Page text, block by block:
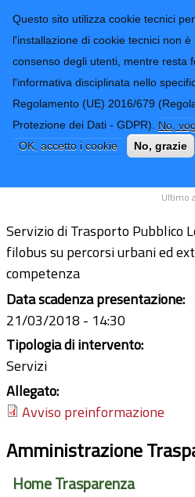
Questo sito utilizza cookie tecnici
l'installazione di cookie tecnici non
consenso degli utenti, mentre resta
l'informativa disciplinata nello
Regolamento (UE) 2016/679
Protezione dei Dati - GDPR). No,
OK, accetto i cookie
No, grazie
Provincia di
Imperia
Form di ricerca
Avviso di
un contratto di
Ultimo
Servizio di Trasporto Pubblico
filobus su percorsi urbani ed
competenza
Data scadenza presentazione:
21/03/2018 - 14:30
Tipologia di intervento:
Servizi
Allegato:
Avviso preinformazione
Amministrazione
Home Trasparenza